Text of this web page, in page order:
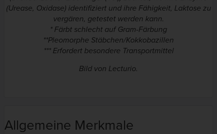
(Urease, Oxidase) identifiziert und ihre Fähigkeit, Laktose zu
vergären, getestet werden kann.
* Färbt schlecht auf Gram-Färbung
**Pleomorphe Stäbchen/Kokkobazillen
*** Erfordert besondere Transportmittel
Bild von Lecturio.
Allgemeine Merkmale